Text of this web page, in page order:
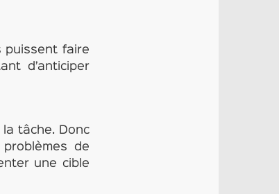
puissent faire
d’anticiper
tâche. Donc
de
une cible